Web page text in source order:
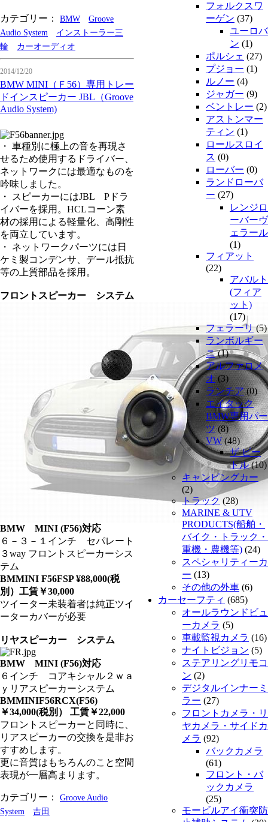
カテゴリー： BMW
Groove
Audio System
インストーラー三
輪
カーオーディオ
2014/12/20
BMW MINI（Ｆ56）専用トレー
ドインスピーカー JBL（Groove
Audio System)
・ 車種別に極上の音を再現さ
せるため使用するドライバー、
ネットワークには最適なものを
吟味しました。
・ スピーカーにはJBL Pドラ
イバーを採用。HCLコーン素
材の採用による軽量化、高剛性
を両立しています。
・ ネットワークパーツには日
ケミ製コンデンサ、デール抵抗
等の上質部品を採用。
フロントスピーカー システム
BMW MINI (F56)対応
６－３－１インチ セパレート
３way フロントスピーカーシス
テム
BMMINI F56FSP ¥88,000(税
別）工賃￥30,000
ツイーター未装着者は純正ツイ
ーターカバーが必要
リヤスピーカー システム
BMW MINI (F56)対応
６インチ コアキシャル２ｗａ
ｙリアスピーカーシステム
BMMINIF56RCX(F56)
￥34,000(税別） 工賃￥22,000
フロントスピーカーと同時に、
リアスピーカーの交換を是非お
すすめします。
更に音質はもちろんのこと空間
表現が一層高まります。
カテゴリー：
Groove Audio
System
吉田
フォルクスワ
ーゲン (37)
ユーロバ
ン (1)
ポルシェ (27)
プジョー (1)
ルノー (4)
ジャガー (9)
ベントレー (2)
アストンマー
ティン (1)
ロールスロイ
ス (0)
ローバー (0)
ランドローバ
ー (27)
レンジロ
ーバーヴ
ェラール
(1)
フィアット
(22)
アバルト
(フィア
ット)
(17)
フェラーリ(5)
ランボルギー
ニ(1)
アルファロメ
オ(3)
ランチア(0)
エイタック
BMW専用パー
ツ(8)
VW(48)
ザ ビー
トル(10)
キャンピングカー
(2)
トラック (28)
MARINE & UTV
PRODUCTS(船舶・
バイク・トラック・
重機・農機等) (24)
スペシャリティーカ
ー (13)
その他の外車 (6)
カーセーフティ (685)
オールラウンドビュ
ーカメラ (5)
車載監視カメラ (16)
ナイトビジョン (5)
ステアリングリモコ
ン (2)
デジタルインナーミ
ラー (27)
フロントカメラ・リ
ヤカメラ・サイドカ
メラ (92)
バックカメラ
(61)
フロント・バ
ックカメラ
(25)
モービルアイ衝突防